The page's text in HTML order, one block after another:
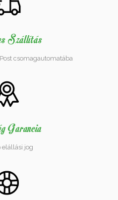
Szállítás
csomagautomatába
Garancia
elállási jog